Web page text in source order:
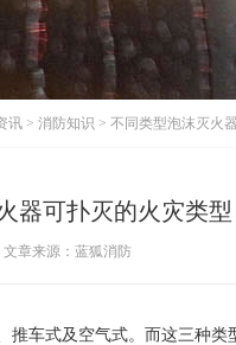
讯 > 消防知识 > 不同类型泡沫灭火
器可扑灭的火灾类型
文章来源：蓝狐消防
推车式及空气式。而这三种